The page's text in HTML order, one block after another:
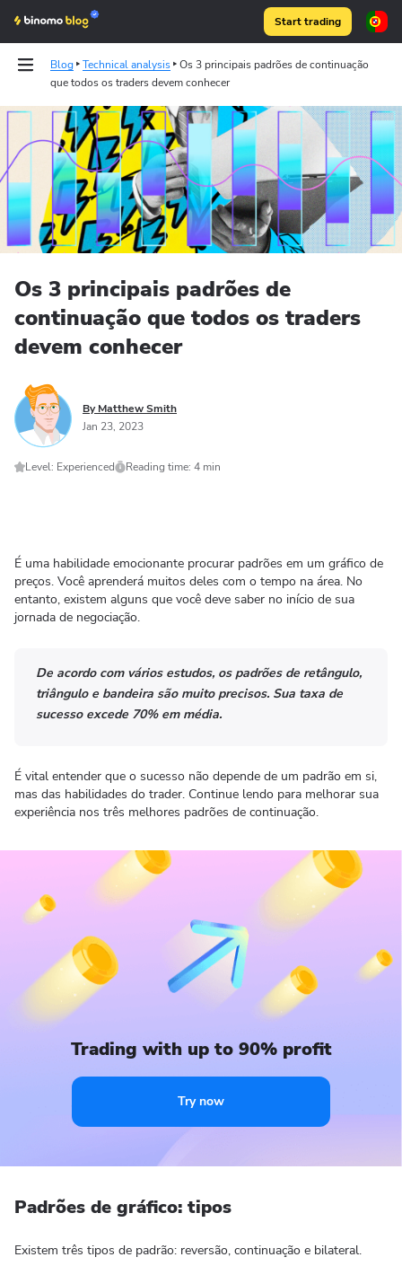
Start trading
Blog Technical analysis
Os 3 principais padrões de continuação
que todos os traders devem conhecer
Binomo on Telegram
Os 3 principais padrões de
continuação que todos os traders
devem conhecer
By Matthew Smith
Jan 23, 2023
Level: Experienced Reading time: 4 min
É uma habilidade emocionante procurar padrões em um gráfico de
preços. Você aprenderá muitos deles com o tempo na área. No
entanto, existem alguns que você deve saber no início de sua
jornada de negociação.
De acordo com vários estudos, os padrões de retângulo,
triângulo e bandeira são muito precisos. Sua taxa de
sucesso excede 70% em média.
É vital entender que o sucesso não depende de um padrão em si,
mas das habilidades do trader. Continue lendo para melhorar sua
experiência nos três melhores padrões de continuação.
Trading with up to 90% profit
Try now
Padrões de gráfico: tipos
Existem três tipos de padrão: reversão, continuação e bilateral.